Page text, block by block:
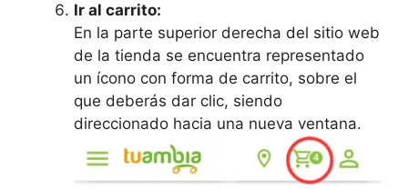
Ir al carrito:
En la parte superior derecha del sitio web
de la tienda se encuentra representado
un ícono con forma de carrito, sobre el
que deberás dar clic, siendo
direccionado hacia una nueva ventana.